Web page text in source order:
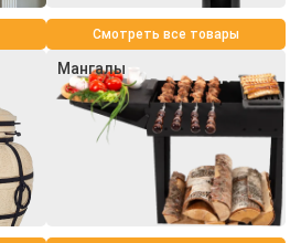
Смотреть все товары
Мангалы